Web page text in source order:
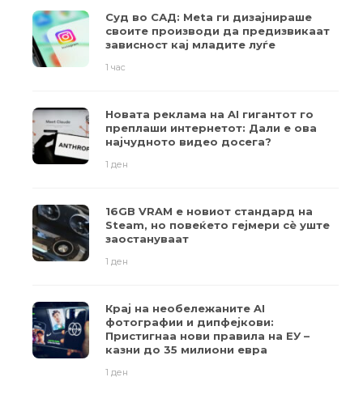
Суд во САД: Meta ги дизајнираше
своите производи да предизвикаат
зависност кај младите луѓе
1 час
Новата реклама на AI гигантот го
преплаши интернетот: Дали е ова
најчудното видео досега?
1 ден
16GB VRAM е новиот стандард на
Steam, но повеќето гејмери ​​сè уште
заостануваат
1 ден
Крај на необележаните AI
фотографии и дипфејкови:
Пристигнаа нови правила на ЕУ –
казни до 35 милиони евра
1 ден